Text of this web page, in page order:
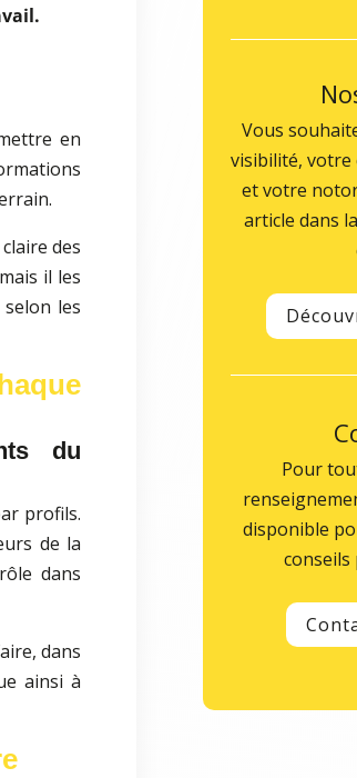
en
des
il les
les
du
profils.
de la
dans
dans
ainsi à
Vous
visibilité, votre
et votre
article dans
Pour
disponible
conseils